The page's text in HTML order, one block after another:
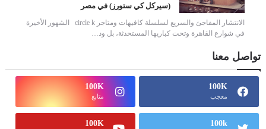
(سيركل كي ستورز) في مصر
الانتشار المفاجئ والسريع لسلسلة كافيهات ومتاجر circle k الشهور الأخيرة
في شوارع القاهرة وتحت كباريها المستحدثة، بل ود…
تواصل معنا
100K
معجب
100K
متابع
100k
100K